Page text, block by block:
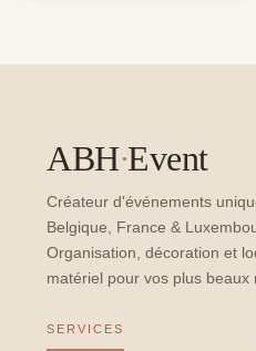
ABH·Event
Créateur d'événements
Belgique, France &
Organisation, décoration et
matériel pour vos plus beaux
SERVICES